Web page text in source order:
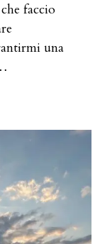
faccio
una